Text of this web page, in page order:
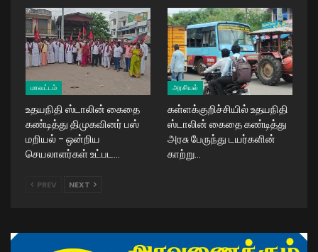
மாவட்டம்
உதயநிதி ஸ்டாலின் கைதை
கண்டித்து திமுகவினர் பஸ்
மறியல் – ஒன்றிய
செயலாளர்கள் உட்பட…
அரசியல்
கள்ளக்குறிச்சியில் உதயநிதி
ஸ்டாலின் கைதை கண்டித்து
அரசு பேருந்து டயர்களின்
காற்று…
PREV NEXT